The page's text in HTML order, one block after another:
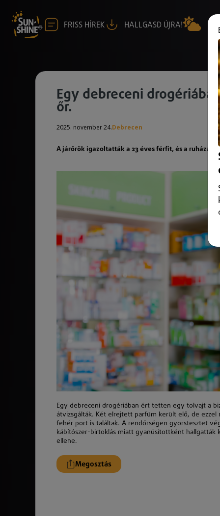
FRISS HÍREK HALLGASD ÚJRA!
Egy debreceni
őr.
2025. november 24.Debrecen
A járőrök igazoltatták a 23 éves férfit, és a ruházatát
Egy debreceni drogériában ért tetten egy tolvajt a
átvizsgálták. Két elrejtett parfüm került elő, de
fehér port is találtak. A rendőrségen gyorstesztet
kábítószer-birtoklás miatt gyanúsítottként hallgatták
ellene.
Megosztás